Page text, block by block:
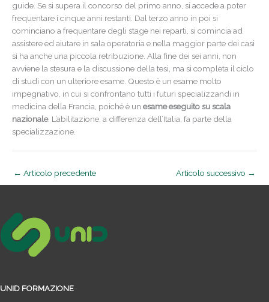
guide. Se si supera il concorso del primo anno, si accede a poter
frequentare i cinque anni restanti. Dal terzo anno in poi si
cominciano a frequentare degli stage nei reparti, si comincia ad
assistere ed aiutare in sala operatoria e nella maggior parte dei casi
si ha anche una piccola retribuzione. Alla fine dei sei anni, non
avviene la stesura e la discussione della tesi, ma si completa il ciclo
di studi con un ulteriore esame. Questo è un esame molto
impegnativo, in cui si confrontano tutti i futuri specializzandi in
medicina della Francia, poiché è un esame eseguito su scala
nazionale. L’abilitazione, a differenza dell’Italia, fa parte della
specializzazione.
← Articolo precedente Articolo successivo →
UNID FORMAZIONE